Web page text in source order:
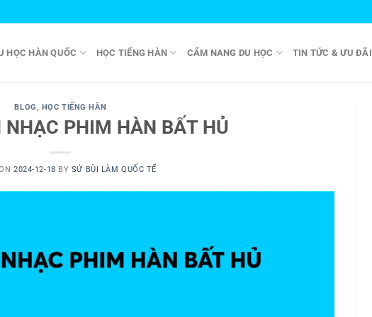
HỌC HÀN QUỐC HỌC TIẾNG HÀN CẨM NANG DU HỌC TIN TỨC & ƯU ĐÃI
BLOG, HỌC TIẾNG HÀN
NHẠC PHIM HÀN BẤT HỦ
2024-12-18 BY SỬ BÙI LÀM QUỐC TẾ